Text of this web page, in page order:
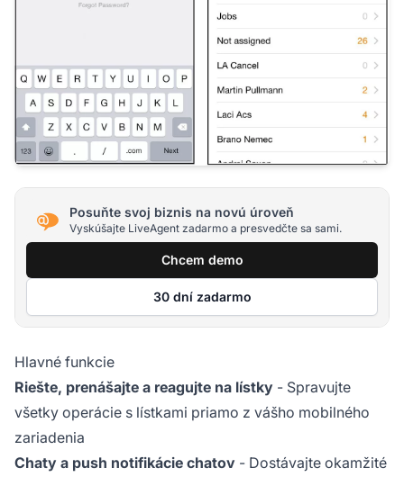
Posuňte svoj biznis na novú úroveň
Vyskúšajte LiveAgent zadarmo a presvedčte sa sami.
Chcem demo
30 dní zadarmo
Hlavné funkcie
Riešte, prenášajte a reagujte na lístky - Spravujte
všetky operácie s lístkami priamo z vášho mobilného
zariadenia
Chaty a push notifikácie chatov - Dostávajte okamžité